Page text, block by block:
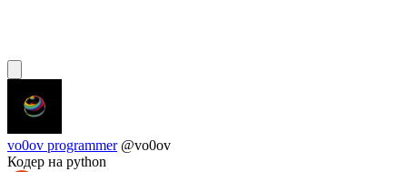
vo0ov programmer @vo0ov
Кодер на python